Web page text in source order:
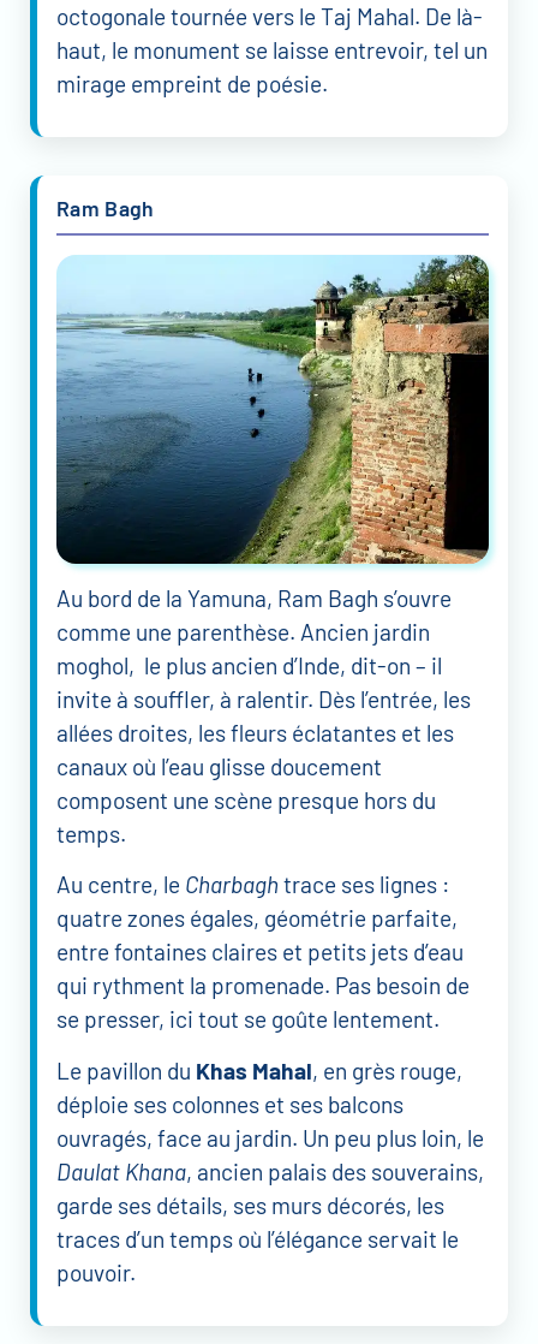
octogonale tournée vers le Taj Mahal. De là-
haut, le monument se laisse entrevoir, tel un
mirage empreint de poésie.
Ram Bagh
Au bord de la Yamuna, Ram Bagh s’ouvre
comme une parenthèse. Ancien jardin
moghol, le plus ancien d’Inde, dit-on – il
invite à souffler, à ralentir. Dès l’entrée, les
allées droites, les fleurs éclatantes et les
canaux où l’eau glisse doucement
composent une scène presque hors du
temps.
Au centre, le Charbagh trace ses lignes :
quatre zones égales, géométrie parfaite,
entre fontaines claires et petits jets d’eau
qui rythment la promenade. Pas besoin de
se presser, ici tout se goûte lentement.
Le pavillon du Khas Mahal, en grès rouge,
déploie ses colonnes et ses balcons
ouvragés, face au jardin. Un peu plus loin, le
Daulat Khana, ancien palais des souverains,
garde ses détails, ses murs décorés, les
traces d’un temps où l’élégance servait le
pouvoir.